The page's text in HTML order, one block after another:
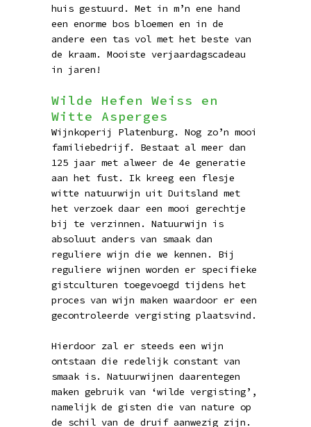
huis gestuurd. Met in m’n ene hand
een enorme bos bloemen en in de
andere een tas vol met het beste van
de kraam. Mooiste verjaardagscadeau
in jaren!
Wilde Hefen Weiss en
Witte Asperges
Wijnkoperij Platenburg. Nog zo’n mooi
familiebedrijf. Bestaat al meer dan
125 jaar met alweer de 4e generatie
aan het fust. Ik kreeg een flesje
witte natuurwijn uit Duitsland met
het verzoek daar een mooi gerechtje
bij te verzinnen. Natuurwijn is
absoluut anders van smaak dan
reguliere wijn die we kennen. Bij
reguliere wijnen worden er specifieke
gistculturen toegevoegd tijdens het
proces van wijn maken waardoor er een
gecontroleerde vergisting plaatsvind.
Hierdoor zal er steeds een wijn
ontstaan die redelijk constant van
smaak is. Natuurwijnen daarentegen
maken gebruik van ‘wilde vergisting’,
namelijk de gisten die van nature op
de schil van de druif aanwezig zijn.